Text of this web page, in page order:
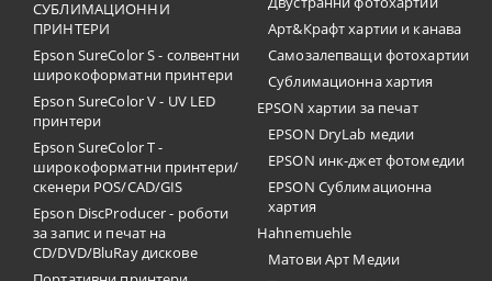
СУБЛИМАЦИОННИ
ПРИНТЕРИ
Epson SureColor S - солвентни
широкоформатни принтери
Epson SureColor V - UV LED
принтери
Epson SureColor T -
широкоформатни принтери/
скенери POS/CAD/GIS
Epson DiscProducer - роботи
за запис и печат на
CD/DVD/BluRay дискове
Арт&Крафт хартии и канава
Самозалепващи фотохартии
Сублимационна хартия
EPSON хартии за печат
EPSON DryLab медии
EPSON инк-джет фотомедии
EPSON Сублимационна
хартия
Hahnemuehle
Матови Арт Медии